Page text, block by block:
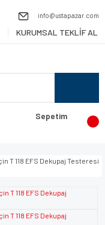
info@ustapazar.com
KURUMSAL TEKLİF AL
Sepetim